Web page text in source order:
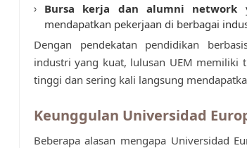
Bursa kerja dan alumni network
mendapatkan pekerjaan di berbagai
Dengan pendekatan pendidikan
industri yang kuat, lulusan UEM memiliki
tinggi dan sering kali langsung
Keunggulan Universidad
Beberapa alasan mengapa Universidad